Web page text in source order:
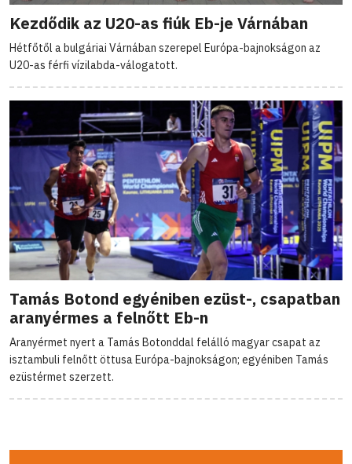
Kezdődik az U20-as fiúk Eb-je Várnában
Hétfőtől a bulgáriai Várnában szerepel Európa-bajnokságon az
U20-as férfi vízilabda-válogatott.
Tamás Botond egyéniben ezüst-, csapatban
aranyérmes a felnőtt Eb-n
Aranyérmet nyert a Tamás Botonddal felálló magyar csapat az
isztambuli felnőtt öttusa Európa-bajnokságon; egyéniben Tamás
ezüstérmet szerzett.